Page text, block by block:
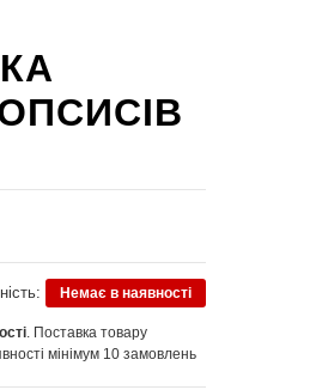
Немає в наявності
. Поставка товару
мінімум 10 замовлень